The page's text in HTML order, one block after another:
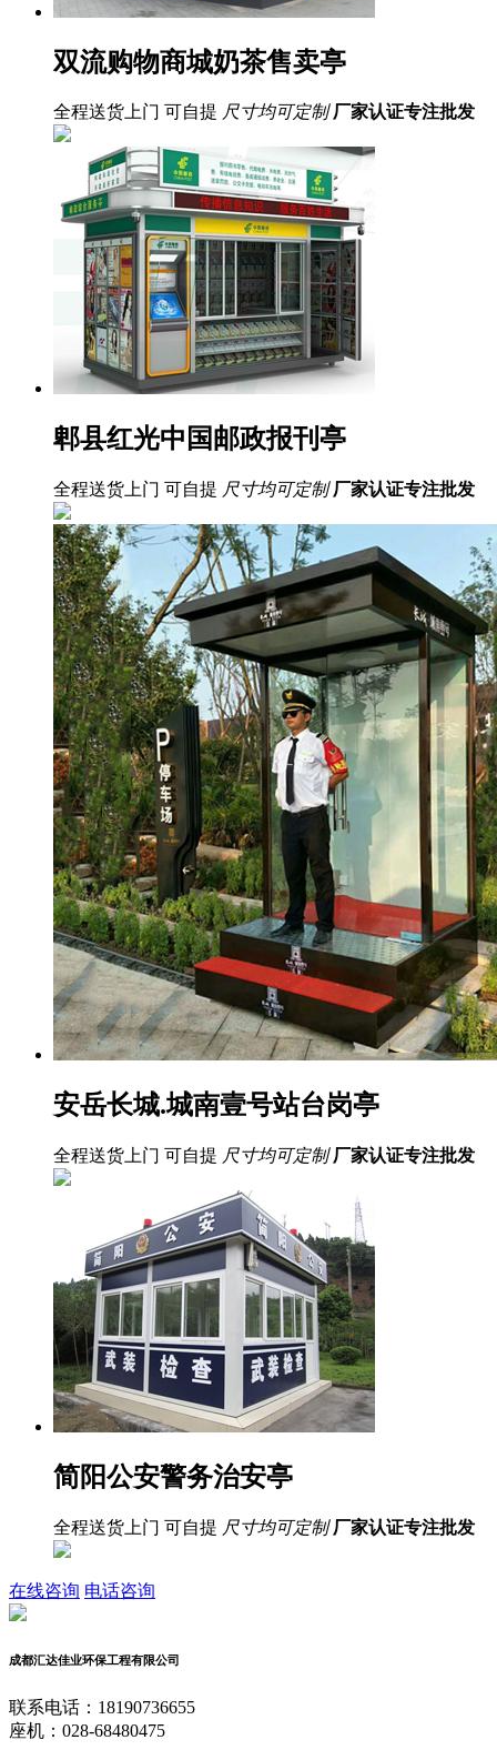
双流购物商城奶茶售卖亭
全程送货上门 可自提 尺寸均可定制 厂家认证专注批发
郫县红光中国邮政报刊亭
全程送货上门 可自提 尺寸均可定制 厂家认证专注批发
安岳长城.城南壹号站台岗亭
全程送货上门 可自提 尺寸均可定制 厂家认证专注批发
简阳公安警务治安亭
全程送货上门 可自提 尺寸均可定制 厂家认证专注批发
在线咨询 电话咨询
成都汇达佳业环保工程有限公司
联系电话：18190736655
座机：028-68480475